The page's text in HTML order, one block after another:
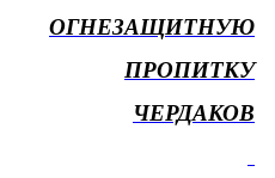
ОГНЕЗАЩИТНУЮ
ПРОПИТКУ
ЧЕРДАКОВ